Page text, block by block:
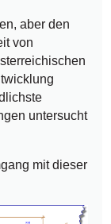
aber den
von
untersucht
mit dieser